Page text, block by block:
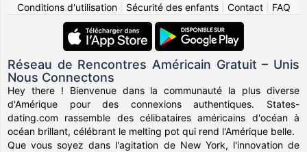
Conditions d'utilisation| Sécurité des enfants| Contact| FAQ
Réseau de Rencontres Américain Gratuit – Unis
Nous Connectons
Hey there ! Bienvenue dans la communauté la plus diverse
d'Amérique pour des connexions authentiques. States-
dating.com rassemble des célibataires américains d'océan à
océan brillant, célébrant le melting pot qui rend l'Amérique belle.
Que vous soyez dans l'agitation de New York, l'innovation de